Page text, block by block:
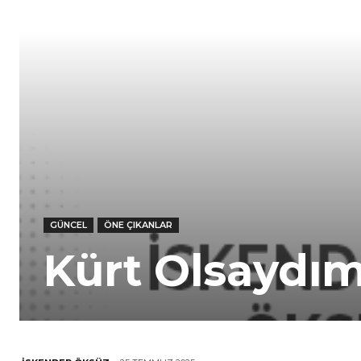
GÜNCEL ÖNE ÇIKANLAR
Kürt